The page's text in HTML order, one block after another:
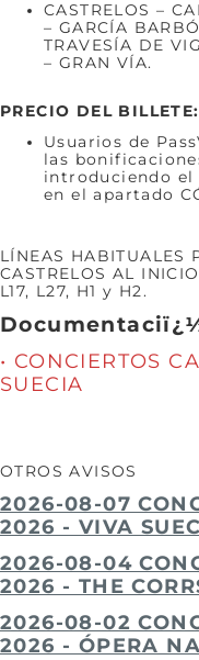
CASTRELOS –
– GARCÍA
TRAVESÍA DE
– GRAN VÍA.
PRECIO DEL BILLETE:
Usuarios de
las
introduciendo el
en el apartado
LÍNEAS HABITUALES
CASTRELOS AL
L17, L27, H1 y H2.
• CONCIERTOS
SUECIA
OTROS AVISOS
2026-08-07
2026 - VIVA
2026-08-04
2026 - THE
2026-08-02
2026 - ÓPERA